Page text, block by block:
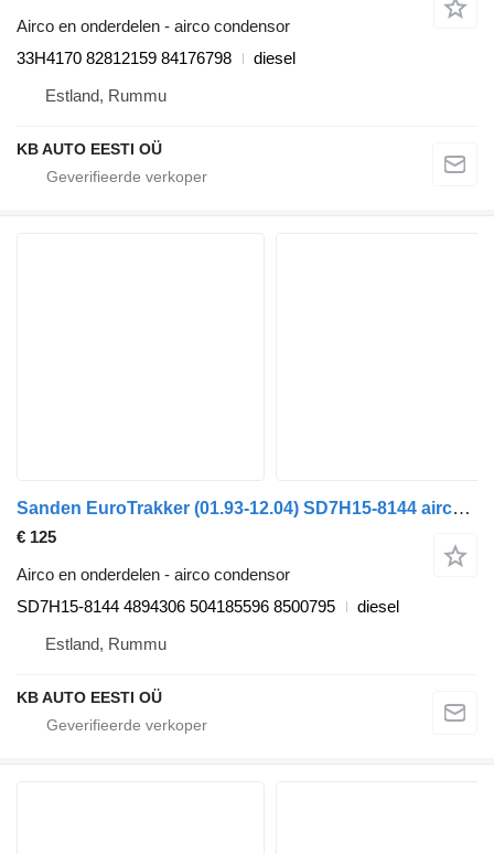
Airco en onderdelen - airco condensor
33H4170 82812159 84176798
diesel
Estland, Rummu
KB AUTO EESTI OÜ
Sanden EuroTrakker (01.93-12.04) SD7H15-8144 airco condensor voor IVECO EuroTrakker, EuroStar, EuroTech (1993-2004) vrachtwagen
€ 125
Airco en onderdelen - airco condensor
SD7H15-8144 4894306 504185596 8500795
diesel
Estland, Rummu
KB AUTO EESTI OÜ